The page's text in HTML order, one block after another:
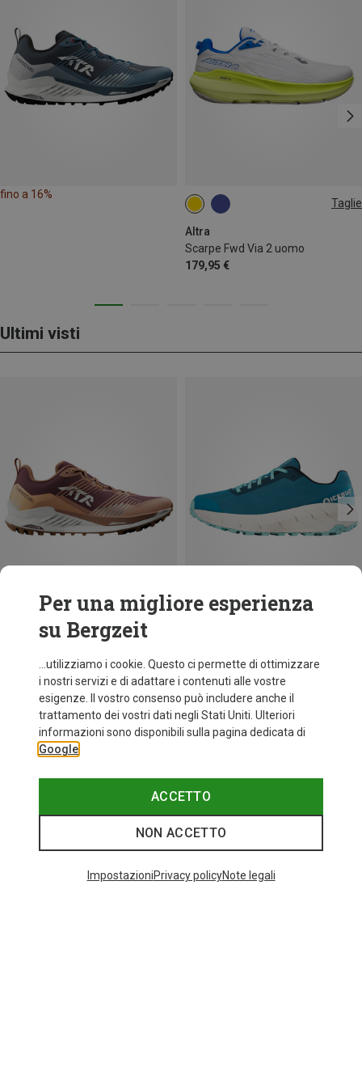
fino a 16%
Taglie
Altra
Scarpe Fwd Via 2 uomo
179,95 €
41 42.5
Ultimi visti
Risparmi 21%
Per una migliore esperienza
su Bergzeit
...utilizziamo i cookie. Questo ci permette di ottimizzare
i nostri servizi e di adattare i contenuti alle vostre
esigenze. Il vostro consenso può includere anche il
trattamento dei vostri dati negli Stati Uniti. Ulteriori
informazioni sono disponibili sulla pagina dedicata di
Google
ACCETTO
NON ACCETTO
ImpostazioniPrivacy policyNote legali